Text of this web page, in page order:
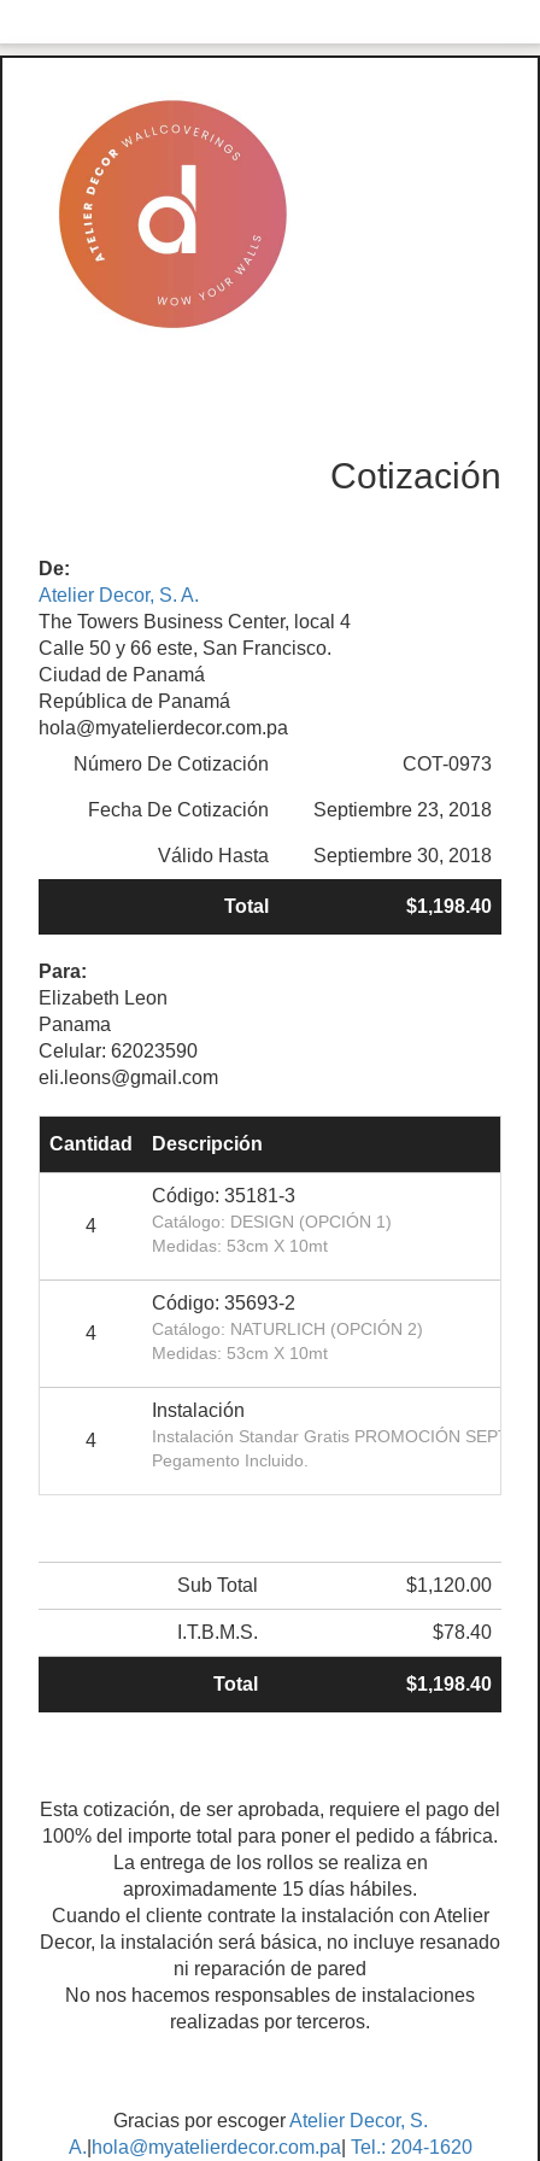
Cotización
De:
Atelier Decor, S. A.
The Towers Business Center, local 4
Calle 50 y 66 este, San Francisco.
Ciudad de Panamá
República de Panamá
hola@myatelierdecor.com.pa
Número De Cotización
COT-0973
Fecha De Cotización Septiembre 23, 2018
Válido Hasta Septiembre 30, 2018
Total $1,198.40
Para:
Elizabeth Leon
Panama
Celular: 62023590
eli.leons@gmail.com
Cantidad Descripción
4
Código: 35181-3
Catálogo: DESIGN (OPCIÓN 1)
Medidas: 53cm X 10mt
4
Código: 35693-2
Catálogo: NATURLICH (OPCIÓN 2)
Medidas: 53cm X 10mt
4
Instalación
Instalación Standar Gratis PROMOCIÓN
Pegamento Incluido.
Sub Total $1,120.00
I.T.B.M.S. $78.40
Total $1,198.40
Esta cotización, de ser aprobada, requiere el pago del
100% del importe total para poner el pedido a fábrica.
La entrega de los rollos se realiza en
aproximadamente 15 días hábiles.
Cuando el cliente contrate la instalación con Atelier
Decor, la instalación será básica, no incluye resanado
ni reparación de pared
No nos hacemos responsables de instalaciones
realizadas por terceros.
Gracias por escogerAtelier Decor, S.
A. hola@myatelierdecor.com.pa Tel.: 204-1620